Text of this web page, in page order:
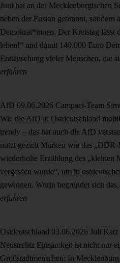
Juni hat an der Mecklenburgischen
neben der Fusion gebrannt, sondern
Demokrat*innen. Der Kreistag lässt
leben!“ und damit 140.000 Euro
Enttäuschung vieler Menschen, die
erfahren
AfD 09.06.2026 Campact-Team
Wie die AfD in Ostdeutschland
trendy – das hat auch die AfD
nutzt gezielt Marken wie das
wiederholte Erzählung des „kleinen
vergessen wurde“, um in
gewinnen. Worin begründet sich
erfahren
Ostdeutschland 03.06.2026 Juli Katz
Neustrelitz Einsamkeit ist nicht nur
Großstadtmenschen: In